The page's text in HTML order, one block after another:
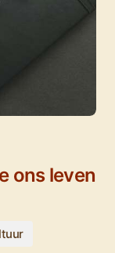
ons leven